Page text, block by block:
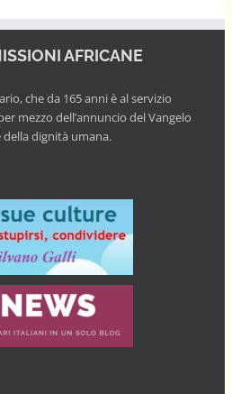
AFRICANE
che da 165 anni è al servizio
mezzo dell’annuncio del Vangelo
della dignità umana.